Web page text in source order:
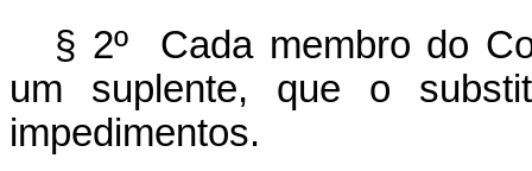
§ 2º Cada membro do
um suplente, que o
impedimentos.